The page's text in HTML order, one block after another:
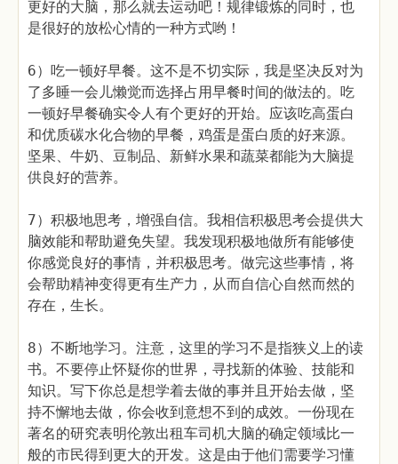
更好的大脑，那么就去运动吧！规律锻炼的同时，也
是很好的放松心情的一种方式哟！
6）吃一顿好早餐。这不是不切实际，我是坚决反对为
了多睡一会儿懒觉而选择占用早餐时间的做法的。吃
一顿好早餐确实令人有个更好的开始。应该吃高蛋白
和优质碳水化合物的早餐，鸡蛋是蛋白质的好来源。
坚果、牛奶、豆制品、新鲜水果和蔬菜都能为大脑提
供良好的营养。
7）积极地思考，增强自信。我相信积极思考会提供大
脑效能和帮助避免失望。我发现积极地做所有能够使
你感觉良好的事情，并积极思考。做完这些事情，将
会帮助精神变得更有生产力，从而自信心自然而然的
存在，生长。
8）不断地学习。注意，这里的学习不是指狭义上的读
书。不要停止怀疑你的世界，寻找新的体验、技能和
知识。写下你总是想学着去做的事并且开始去做，坚
持不懈地去做，你会收到意想不到的成效。一份现在
著名的研究表明伦敦出租车司机大脑的确定领域比一
般的市民得到更大的开发。这是由于他们需要学习懂